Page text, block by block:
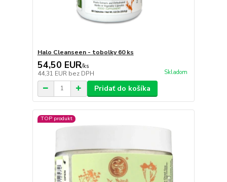
Halo Cleanseen - tobolky 60 ks
54,50 EUR/ks
44,31 EUR bez DPH Skladom
Pridať do košíka
TOP produkt